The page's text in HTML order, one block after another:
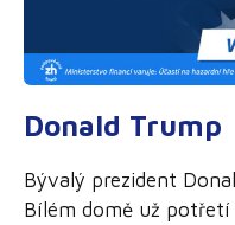
Donald Trump
Bývalý prezident
Bílém domě už potřetí